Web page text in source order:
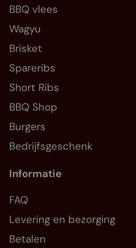
BBQ vlees
Wagyu
Brisket
Spareribs
Short Ribs
BBQ Shop
Burgers
Bedrijfsgeschenk
Informatie
FAQ
Levering en bezorging
Betalen